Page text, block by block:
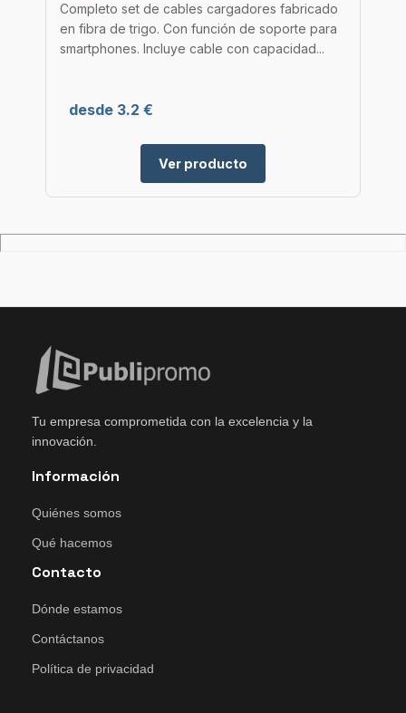
Completo set de cables cargadores fabricado
en fibra de trigo. Con función de soporte para
smartphones. Incluye cable con capacidad...
desde 3.2 €
Ver producto
Tu empresa comprometida con la excelencia y la
innovación.
Información
Quiénes somos
Qué hacemos
Contacto
Dónde estamos
Contáctanos
Política de privacidad